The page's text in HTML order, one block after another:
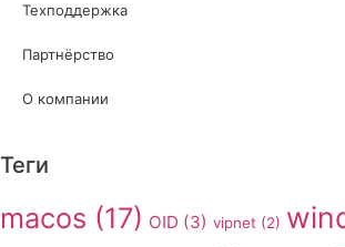
Техподдержка
Партнёрство
О компании
Теги
macos (17) OID (3) vipnet (2)